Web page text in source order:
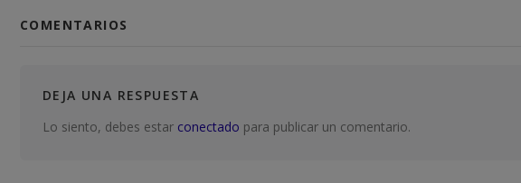
COMENTARIOS
DEJA UNA RESPUESTA
Lo siento, debes estar conectado para publicar un comentario.